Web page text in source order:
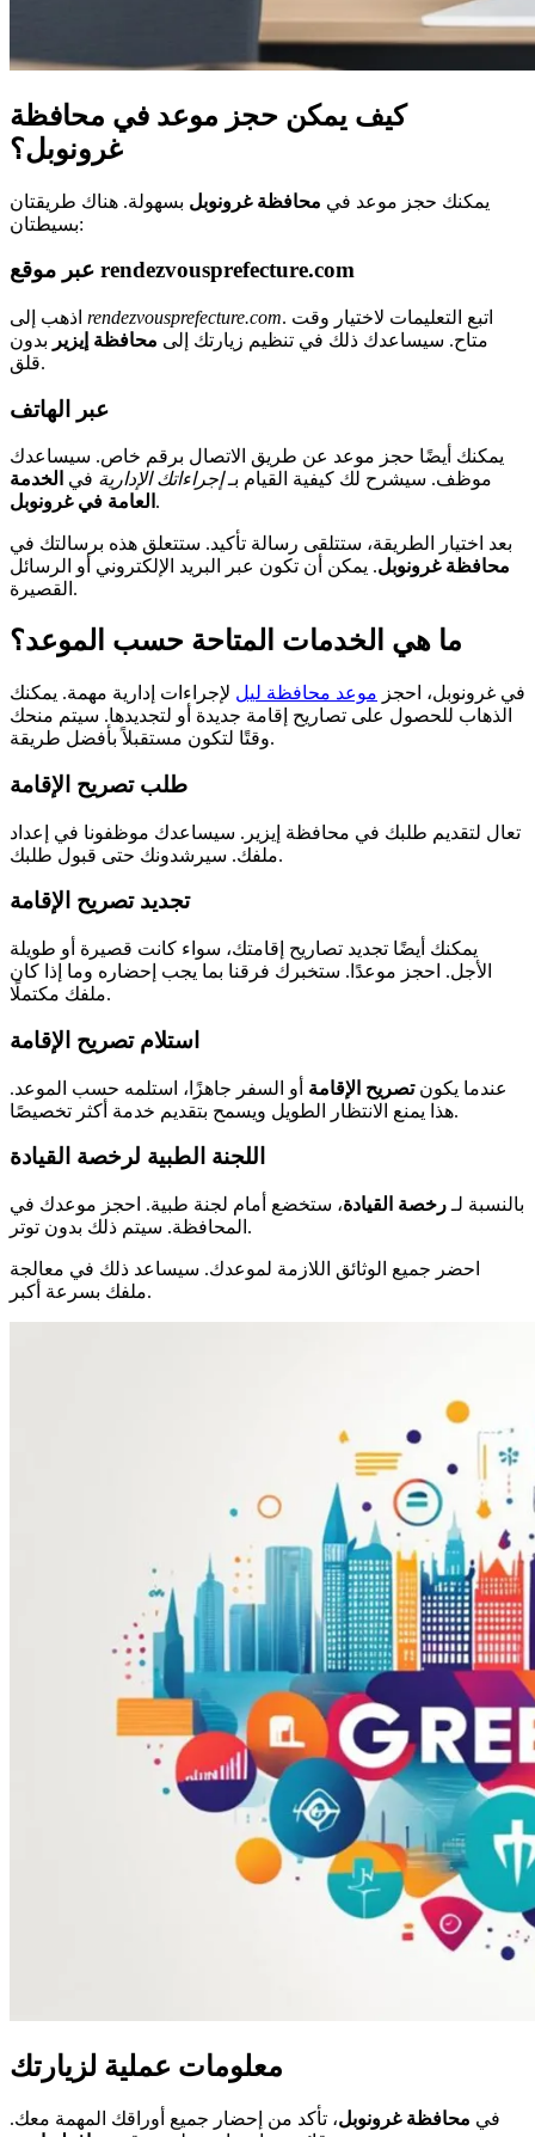
كيف يمكن حجز موعد في محافظة
غرونوبل؟
يمكنك حجز موعد في محافظة غرونوبل بسهولة. هناك طريقتان
بسيطتان:
عبر موقع rendezvousprefecture.com
rendezvousprefecture.com. اتبع التعليمات لاختيار وقت
متاح. سيساعدك ذلك في تنظيم زيارتك إلى محافظة إيزير بدون
قلق.
عبر الهاتف
يمكنك أيضًا حجز موعد عن طريق الاتصال برقم خاص. سيساعدك
موظف. سيشرح لك كيفية القيام بـإجراءاتك الإدارية في الخدمة
العامة في غرونوبل .
بعد اختيار الطريقة، ستتلقى رسالة تأكيد. ستتعلق هذه برسالتك في
محافظة غرونوبل. يمكن أن تكون عبر البريد الإلكتروني أو الرسائل
القصيرة.
ما هي الخدمات المتاحة حسب الموعد؟
في غرونوبل، احجز موعد محافظة ليل لإجراءات إدارية مهمة. يمكنك
الذهاب للحصول على تصاريح إقامة جديدة أو لتجديدها. سيتم منحك
وقتًا لتكون مستقبلاً بأفضل طريقة.
طلب تصريح الإقامة
تعال لتقديم طلبك في محافظة إيزير. سيساعدك موظفونا في إعداد
ملفك. سيرشدونك حتى قبول طلبك.
تجديد تصريح الإقامة
يمكنك أيضًا تجديد تصاريح إقامتك، سواء كانت قصيرة أو طويلة
الأجل. احجز موعدًا. ستخبرك فرقنا بما يجب إحضاره وما إذا كان
ملفك مكتملًا.
استلام تصريح الإقامة
عندما يكونتصريح الإقامة أو السفر جاهزًا، استلمه حسب الموعد.
هذا يمنع الانتظار الطويل ويسمح بتقديم خدمة أكثر تخصيصًا.
اللجنة الطبية لرخصة القيادة
بالنسبة لـ رخصة القيادة، ستخضع أمام لجنة طبية. احجز موعدك في
المحافظة. سيتم ذلك بدون توتر.
احضر جميع الوثائق اللازمة لموعدك. سيساعد ذلك في معالجة
ملفك بسرعة أكبر.
معلومات عملية لزيارتك
في محافظة غرونوبل، تأكد من إحضار جميع أوراقك المهمة معك.